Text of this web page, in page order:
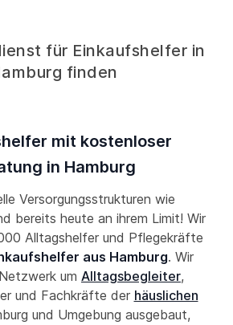
für Einkaufshelfer in
finden
mit kostenloser
in Hamburg
Versorgungsstrukturen wie
bereits heute an ihrem Limit! Wir
Alltagshelfer und Pflegekräfte
aus Hamburg. Wir
um Alltagsbegleiter,
und Fachkräfte der häuslichen
und Umgebung ausgebaut,